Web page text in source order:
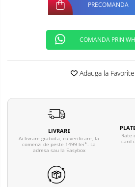
PRECOMANDA
COMANDA PRIN
Adauga la Favorite
LIVRARE
Ai livrare gratuita, cu verificare, la
comenzi de peste 1499 lei*. La
adresa sau la Easybox
Rate
card